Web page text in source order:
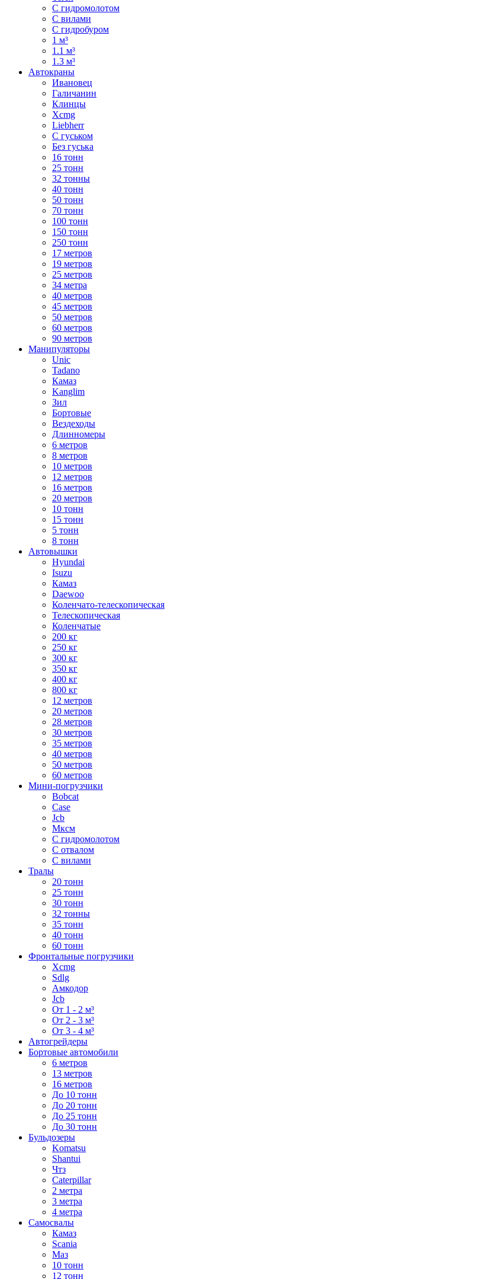
С гидромолотом
С вилами
С гидробуром
1 м³
1.1 м³
1.3 м³
Автокраны
Ивановец
Галичанин
Клинцы
Xcmg
Liebherr
С гуськом
Без гуська
16 тонн
25 тонн
32 тонны
40 тонн
50 тонн
70 тонн
100 тонн
150 тонн
250 тонн
17 метров
19 метров
25 метров
34 метра
40 метров
45 метров
50 метров
60 метров
90 метров
Манипуляторы
Unic
Tadano
Камаз
Kanglim
Зил
Бортовые
Вездеходы
Длинномеры
6 метров
8 метров
10 метров
12 метров
16 метров
20 метров
10 тонн
15 тонн
5 тонн
8 тонн
Автовышки
Hyundai
Isuzu
Камаз
Daewoo
Коленчато-телескопическая
Телескопическая
Коленчатые
200 кг
250 кг
300 кг
350 кг
400 кг
800 кг
12 метров
20 метров
28 метров
30 метров
35 метров
40 метров
50 метров
60 метров
Мини-погрузчики
Bobcat
Case
Jcb
Мксм
С гидромолотом
С отвалом
С вилами
Тралы
20 тонн
25 тонн
30 тонн
32 тонны
35 тонн
40 тонн
60 тонн
Фронтальные погрузчики
Xcmg
Sdlg
Амкодор
Jcb
От 1 - 2 м³
От 2 - 3 м³
От 3 - 4 м³
Автогрейдеры
Бортовые автомобили
6 метров
13 метров
16 метров
До 10 тонн
До 20 тонн
До 25 тонн
До 30 тонн
Бульдозеры
Komatsu
Shantui
Чтз
Caterpillar
2 метра
3 метра
4 метра
Самосвалы
Камаз
Scania
Маз
10 тонн
12 тонн